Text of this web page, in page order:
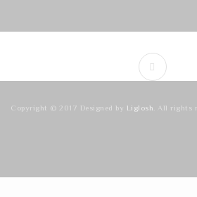
Copyright © 2017 Designed by Liglosh . All rights